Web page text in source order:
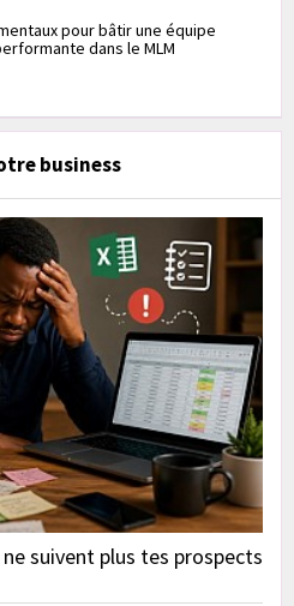
pour bâtir une équipe
dans le MLM
business
suivent plus tes prospects